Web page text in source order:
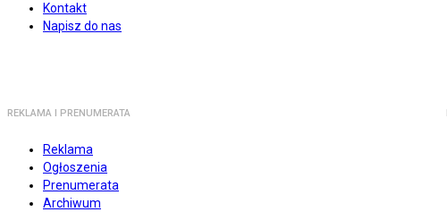
Kontakt
Napisz do nas
REKLAMA I PRENUMERATA
Reklama
Ogłoszenia
Prenumerata
Archiwum